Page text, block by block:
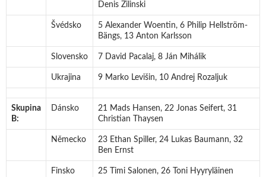
Denis Zilinski
Švédsko
5 Alexander Woentin, 6 Philip Hellström-
Bängs, 13 Anton Karlsson
Slovensko 7 David Pacalaj, 8 Ján Mihálik
Ukrajina 9 Marko Levišin, 10 Andrej Rozaljuk
Skupina
B:
Dánsko
21 Mads Hansen, 22 Jonas Seifert, 31
Christian Thaysen
Německo
23 Ethan Spiller, 24 Lukas Baumann, 32
Ben Ernst
Finsko 25 Timi Salonen, 26 Toni Hyyryläinen